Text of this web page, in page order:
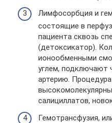
Лимфосорбция и
состоящие в
пациента сквозь
(детоксикатор).
ионообменными
углем, подключают
артерию.
салициллатов,
Гемотрансфузия,